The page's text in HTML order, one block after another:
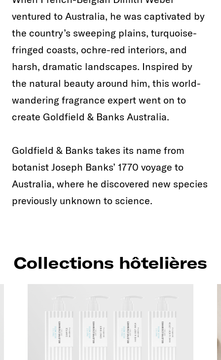
ventured to Australia, he was captivated by
the country’s sweeping plains, turquoise-
fringed coasts, ochre-red interiors, and
harsh, dramatic landscapes. Inspired by
the natural beauty around him, this world-
wandering fragrance expert went on to
create Goldfield & Banks Australia.
Goldfield & Banks takes its name from
botanist Joseph Banks’ 1770 voyage to
Australia, where he discovered new species
previously unknown to science.
Collections hôtelières